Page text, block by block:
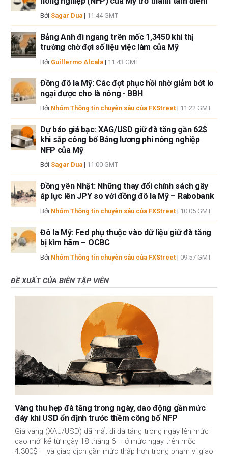
Tác giả và FXStreet không phải là các cố vấn đầu tư đã đăng ký và không
có nội dung nào trong bài viết này nhằm mục đích tư vấn đầu tư.
Bởi Sagar Dua | 11:44 GMT
Bảng Anh đi ngang trên mốc 1,3450 khi thị
trường chờ đợi số liệu việc làm của Mỹ
Bởi Guillermo Alcala | 11:43 GMT
Đồng đô la Mỹ: Các đợt phục hồi nhờ giảm bớt lo
ngại được cho là nông - BBH
Bởi Nhóm Thông tin chuyên sâu của FXStreet | 11:22 GMT
Dự báo giá bạc: XAG/USD giữ đà tăng gần 62$
khi sắp công bố Bảng lương phi nông nghiệp
NFP của Mỹ
Bởi Sagar Dua | 11:00 GMT
Đồng yên Nhật: Những thay đổi chính sách gây
áp lực lên JPY so với đồng đô la Mỹ – Rabobank
Bởi Nhóm Thông tin chuyên sâu của FXStreet | 10:05 GMT
Đô la Mỹ: Fed phụ thuộc vào dữ liệu giữ đà tăng
bị kìm hãm – OCBC
Bởi Nhóm Thông tin chuyên sâu của FXStreet | 09:57 GMT
ĐỀ XUẤT CỦA BIÊN TẬP VIÊN
Vàng thu hẹp đà tăng trong ngày, dao động gần mức
đáy khi USD ổn định trước thềm công bố NFP
Giá vàng (XAU/USD) đã mất đi đà tăng trong ngày lên mức
cao mới kể từ ngày 18 tháng 6 – ở mức ngay trên mốc
4.300$ – và giao dịch gần mức thấp hơn trong phạm vi giao